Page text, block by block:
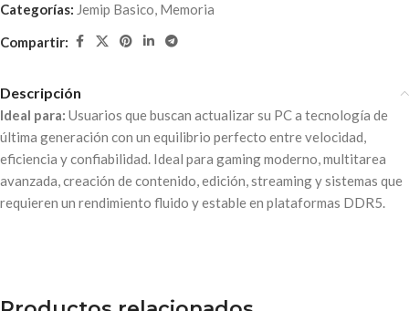
Categorías: Jemip Basico, Memoria
Compartir:
Descripción
Ideal para: Usuarios que buscan actualizar su PC a tecnología de
última generación con un equilibrio perfecto entre velocidad,
eficiencia y confiabilidad. Ideal para gaming moderno, multitarea
avanzada, creación de contenido, edición, streaming y sistemas que
requieren un rendimiento fluido y estable en plataformas DDR5.